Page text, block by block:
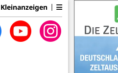
Kleinanzeigen